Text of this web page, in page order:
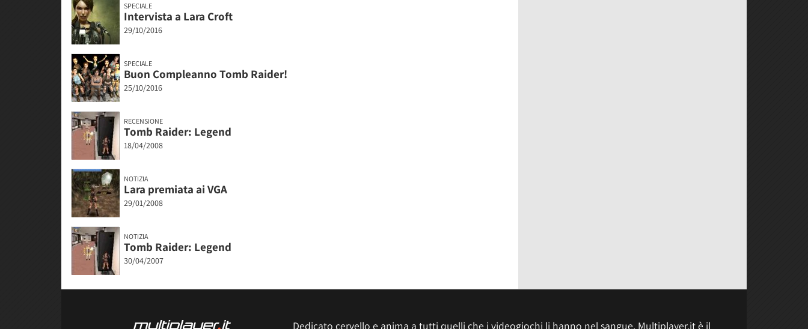
SPECIALE
Intervista a Lara Croft
29/10/2016
SPECIALE
Buon Compleanno Tomb Raider!
25/10/2016
RECENSIONE
Tomb Raider: Legend
18/04/2008
NOTIZIA
Lara premiata ai VGA
29/01/2008
NOTIZIA
Tomb Raider: Legend
30/04/2007
Dedicato cervello e anima a tutti quelli che i videogiochi li hanno nel sangue, Multiplayer.it è il